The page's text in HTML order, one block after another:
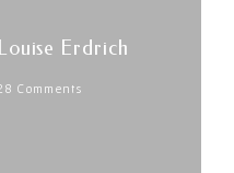
Erdrich
Comments